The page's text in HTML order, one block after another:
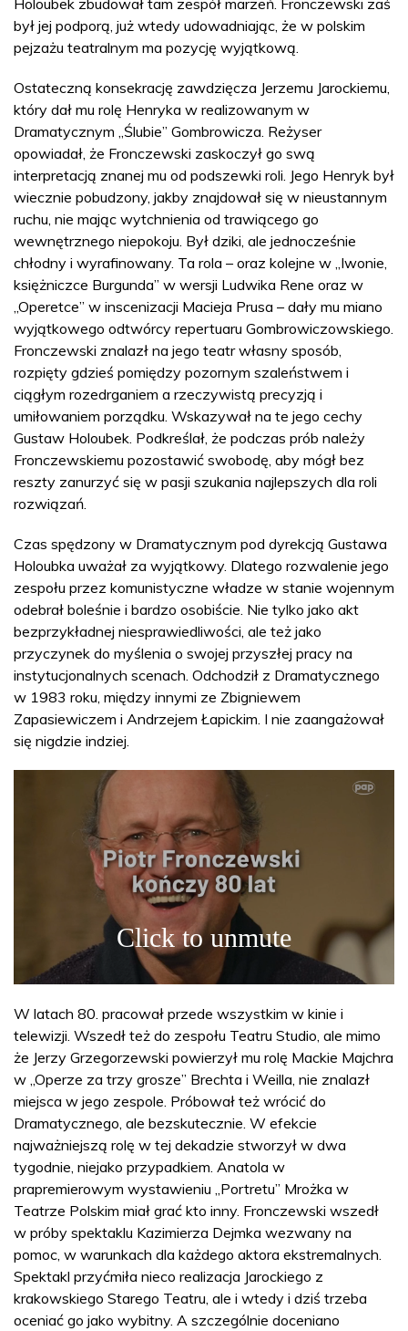
był jej podporą, już wtedy udowadniając, że w polskim
pejzażu teatralnym ma pozycję wyjątkową.
Ostateczną konsekrację zawdzięcza Jerzemu Jarockiemu,
który dał mu rolę Henryka w realizowanym w
Dramatycznym „Ślubie” Gombrowicza. Reżyser
opowiadał, że Fronczewski zaskoczył go swą
interpretacją znanej mu od podszewki roli. Jego Henryk był
wiecznie pobudzony, jakby znajdował się w nieustannym
ruchu, nie mając wytchnienia od trawiącego go
wewnętrznego niepokoju. Był dziki, ale jednocześnie
chłodny i wyrafinowany. Ta rola – oraz kolejne w „Iwonie,
księżniczce Burgunda” w wersji Ludwika Rene oraz w
„Operetce” w inscenizacji Macieja Prusa – dały mu miano
wyjątkowego odtwórcy repertuaru Gombrowiczowskiego.
Fronczewski znalazł na jego teatr własny sposób,
rozpięty gdzieś pomiędzy pozornym szaleństwem i
ciągłym rozedrganiem a rzeczywistą precyzją i
umiłowaniem porządku. Wskazywał na te jego cechy
Gustaw Holoubek. Podkreślał, że podczas prób należy
Fronczewskiemu pozostawić swobodę, aby mógł bez
reszty zanurzyć się w pasji szukania najlepszych dla roli
rozwiązań.
Czas spędzony w Dramatycznym pod dyrekcją Gustawa
Holoubka uważał za wyjątkowy. Dlatego rozwalenie jego
zespołu przez komunistyczne władze w stanie wojennym
odebrał boleśnie i bardzo osobiście. Nie tylko jako akt
bezprzykładnej niesprawiedliwości, ale też jako
przyczynek do myślenia o swojej przyszłej pracy na
instytucjonalnych scenach. Odchodził z Dramatycznego
w 1983 roku, między innymi ze Zbigniewem
Zapasiewiczem i Andrzejem Łapickim. I nie zaangażował
się nigdzie indziej.
W latach 80. pracował przede wszystkim w kinie i
telewizji. Wszedł też do zespołu Teatru Studio, ale mimo
że Jerzy Grzegorzewski powierzył mu rolę Mackie Majchra
w „Operze za trzy grosze” Brechta i Weilla, nie znalazł
miejsca w jego zespole. Próbował też wrócić do
Dramatycznego, ale bezskutecznie. W efekcie
najważniejszą rolę w tej dekadzie stworzył w dwa
tygodnie, niejako przypadkiem. Anatola w
prapremierowym wystawieniu „Portretu” Mrożka w
Teatrze Polskim miał grać kto inny. Fronczewski wszedł
w próby spektaklu Kazimierza Dejmka wezwany na
pomoc, w warunkach dla każdego aktora ekstremalnych.
Spektakl przyćmiła nieco realizacja Jarockiego z
krakowskiego Starego Teatru, ale i wtedy i dziś trzeba
oceniać go jako wybitny. A szczególnie doceniano